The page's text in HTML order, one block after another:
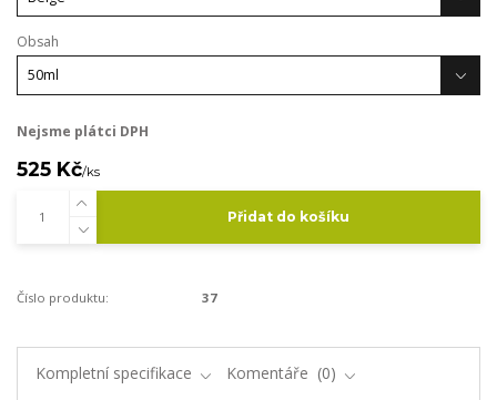
Obsah
Nejsme plátci DPH
525 Kč/ks
Přidat do košíku
Číslo produktu: 37
Kompletní specifikace Komentáře
0